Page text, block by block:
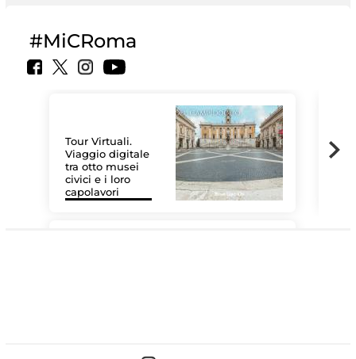
#MiCRoma
Tour Virtuali.
Viaggio digitale
tra otto musei
civici e i loro
capolavori